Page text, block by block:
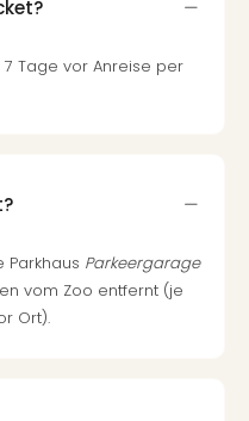
Tage vor Anreise per
Parkhaus Parkeergarage
vom Zoo entfernt (je
Ort).